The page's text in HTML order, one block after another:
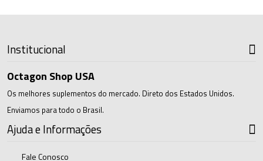
Institucional
Octagon Shop USA
Os melhores suplementos do mercado. Direto dos Estados Unidos.
Enviamos para todo o Brasil.
Ajuda e Informações
Fale Conosco